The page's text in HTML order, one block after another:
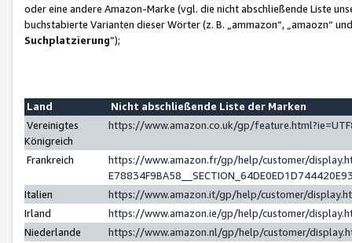
oder eine andere Amazon-Marke (vgl. die nicht abschließende Liste
buchstabierte Varianten dieser Wörter (z. B. „ammazon“, „amaozn“
Suchplatzierung”);
Land
Nicht abschließende Liste der Marken
Vereinigtes
Königreich
https://www.amazon.co.uk/gp/
Frankreich
https://www.amazon.fr/gp/help/customer/
Italien
https://www.amazon.it/gp/help/customer/
Irland
https://www.amazon.ie/gp/help/customer/
Niederlande
https://www.amazon.nl/gp/help/customer/